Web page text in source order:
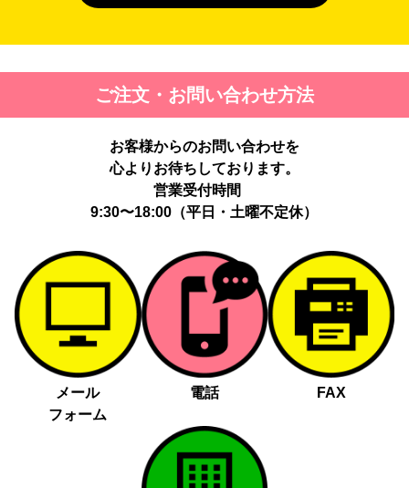
４. 個人情報を第三者に提供することが予定される場合の事項
第三者に提供する目的：パーソナライズ広告配信および効果測定・
最適化のため。
提供する個人情報の項目：Cookie 等の識別子、広告 ID、閲覧・行
動履歴、IP、ブラウザ・端末情報、（同意時）メールアドレス等の
提供の手段又は方法：当社ウェブサイトのタグ・SDK・API 等に
よる安全な電送、又は管理コンソールからの連携。
提供先：広告配信事業者（例：Google LLC等）。
個人情報の取り扱いに関する契約：提供先と個人情報取扱い契約
す。
お客様の個人情報は、以下掲げる場合以外に、事前にご本人の同意
無く第三者に提供することはありません。
法令に基づく場合
人の生命、身体又は財産の保護にために必要がある場合であっ
て、本人の同意を得る事が困難であるとき
公衆衛生の向上又は児童の健全な育成の推進のために特に必要
がある場合であって、本人の同意を得る事が困難であるとき
ご注文・お問い合わせ方法
お客様からのお問い合わせを
心よりお待ちしております。
営業受付時間
9:30〜18:00（平日・土曜不定休）
メール
フォーム
電話 FAX